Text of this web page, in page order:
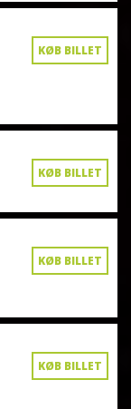
KØB BILLET
KØB BILLET
KØB BILLET
KØB BILLET